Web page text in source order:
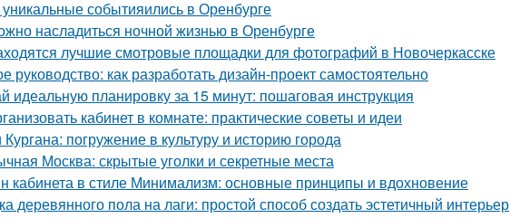
уникальные событияились в Оренбурге
насладиться ночной жизнью в Оренбурге
лучшие смотровые площадки для фотографий в Новочеркасске
руководство: как разработать дизайн-проект самостоятельно
идеальную планировку за 15 минут: пошаговая инструкция
кабинет в комнате: практические советы и идеи
погружение в культуру и историю города
Москва: скрытые уголки и секретные места
кабинета в стиле Минимализм: основные принципы и вдохновение
деревянного пола на лаги: простой способ создать эстетичный интерьер